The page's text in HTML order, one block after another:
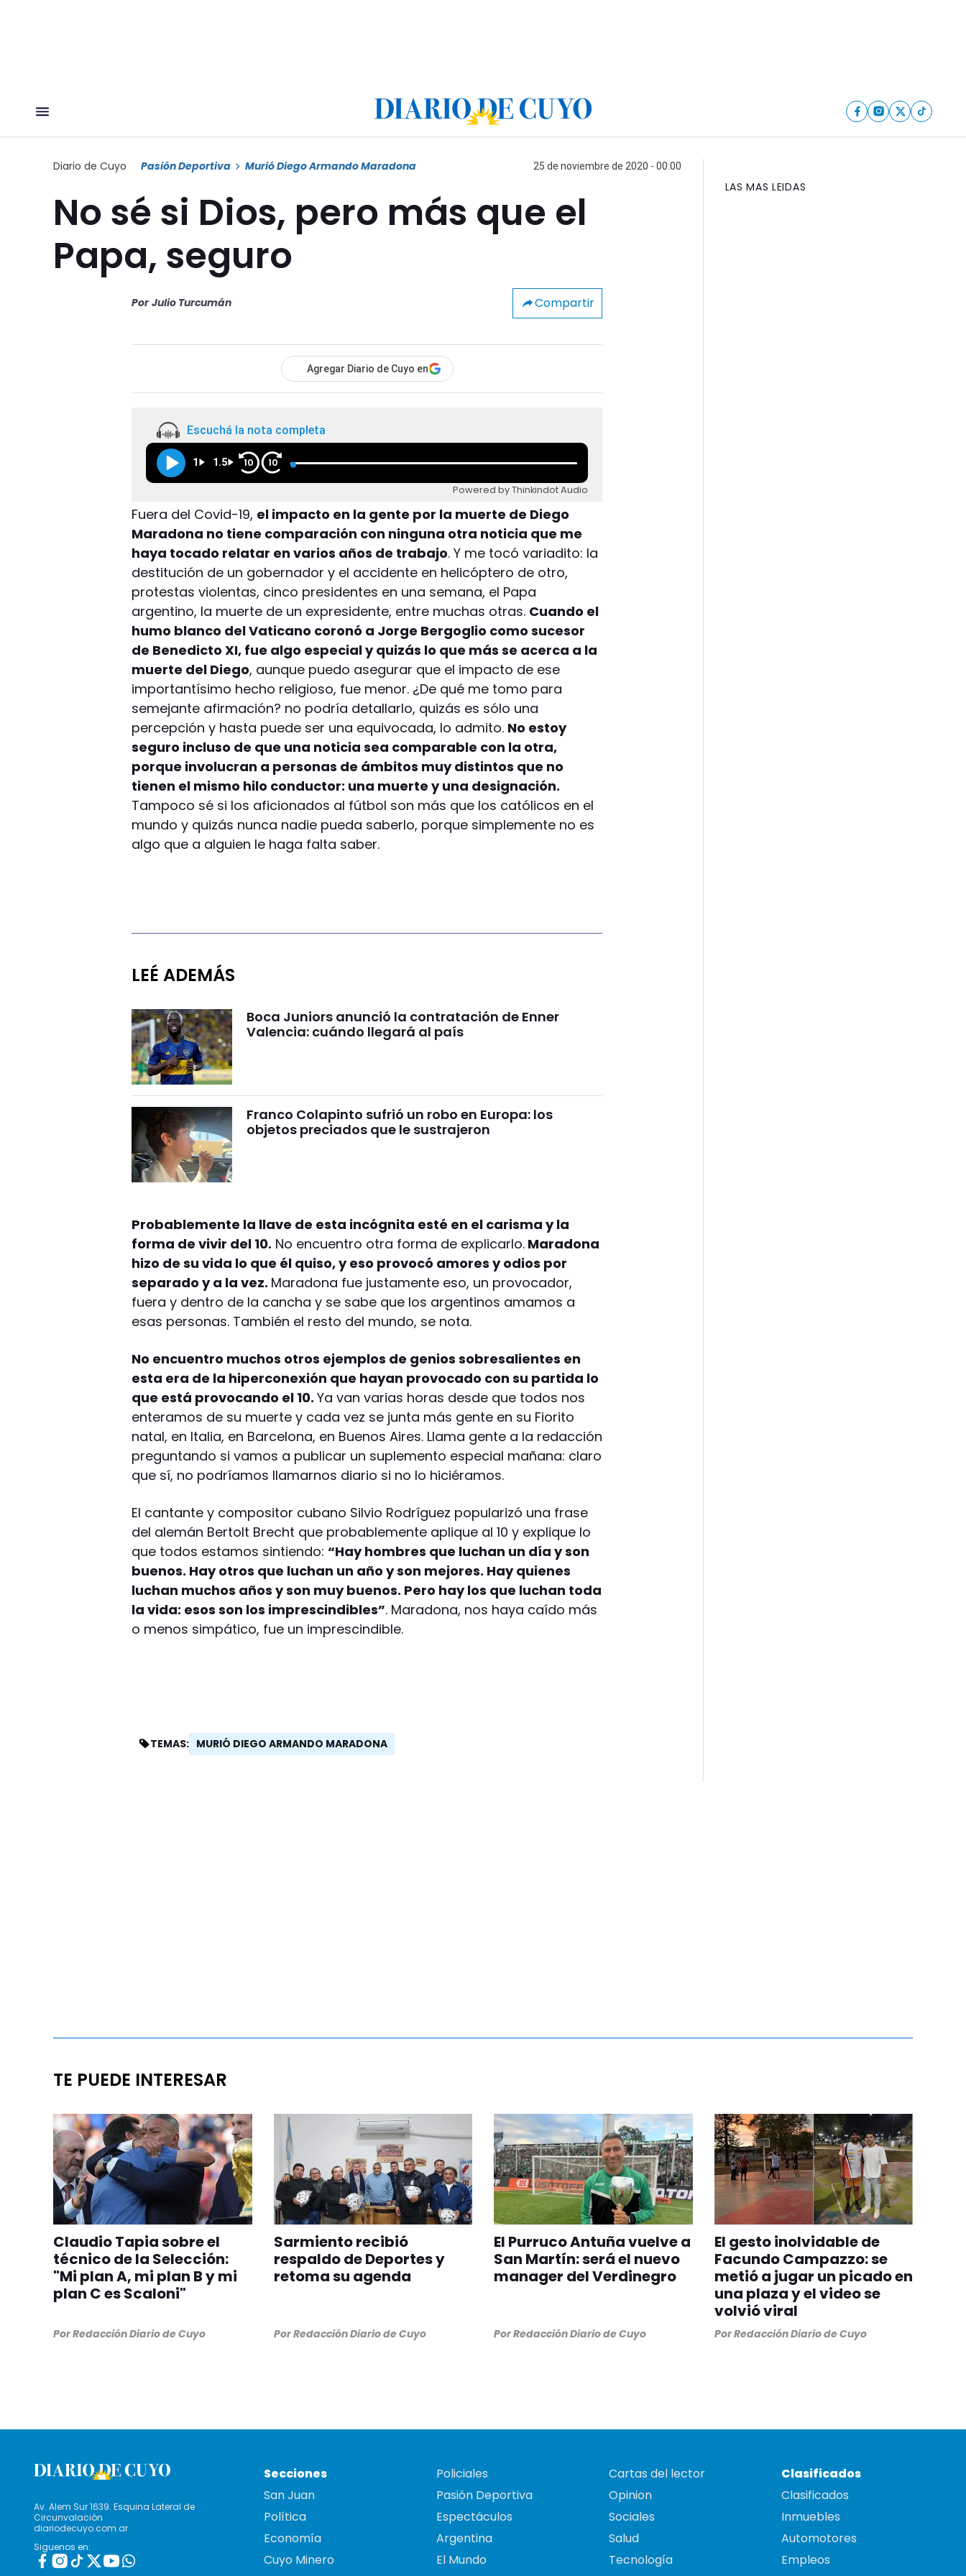
Diario de Cuyo Pasión Deportiva Murió Diego Armando Maradona 25 de noviembre de 2020 - 00:00
No sé si Dios, pero más que el
Papa, seguro
Por Julio Turcumán Compartir
Agregar Diario de Cuyo en
Escuchá la nota completa
1 1.5 10 10
Powered by Thinkindot Audio
Fuera del Covid-19, el impacto en la gente por la muerte de Diego
Maradona no tiene comparación con ninguna otra noticia que me
haya tocado relatar en varios años de trabajo. Y me tocó variadito: la
destitución de un gobernador y el accidente en helicóptero de otro,
protestas violentas, cinco presidentes en una semana, el Papa
argentino, la muerte de un expresidente, entre muchas otras. Cuando el
humo blanco del Vaticano coronó a Jorge Bergoglio como sucesor
de Benedicto XI, fue algo especial y quizás lo que más se acerca a la
muerte del Diego, aunque puedo asegurar que el impacto de ese
importantísimo hecho religioso, fue menor. ¿De qué me tomo para
semejante afirmación? no podría detallarlo, quizás es sólo una
percepción y hasta puede ser una equivocada, lo admito. No estoy
seguro incluso de que una noticia sea comparable con la otra,
porque involucran a personas de ámbitos muy distintos que no
tienen el mismo hilo conductor: una muerte y una designación.
Tampoco sé si los aficionados al fútbol son más que los católicos en el
mundo y quizás nunca nadie pueda saberlo, porque simplemente no es
algo que a alguien le haga falta saber.
LEÉ ADEMÁS
Boca Juniors anunció la contratación de Enner
Valencia: cuándo llegará al país
Franco Colapinto sufrió un robo en Europa: los
objetos preciados que le sustrajeron
Probablemente la llave de esta incógnita esté en el carisma y la
forma de vivir del 10. No encuentro otra forma de explicarlo. Maradona
hizo de su vida lo que él quiso, y eso provocó amores y odios por
separado y a la vez. Maradona fue justamente eso, un provocador,
fuera y dentro de la cancha y se sabe que los argentinos amamos a
esas personas. También el resto del mundo, se nota.
No encuentro muchos otros ejemplos de genios sobresalientes en
esta era de la hiperconexión que hayan provocado con su partida lo
que está provocando el 10.Ya van varias horas desde que todos nos
enteramos de su muerte y cada vez se junta más gente en su Fiorito
natal, en Italia, en Barcelona, en Buenos Aires. Llama gente a la redacción
preguntando si vamos a publicar un suplemento especial mañana: claro
que sí, no podríamos llamarnos diario si no lo hiciéramos.
El cantante y compositor cubano Silvio Rodríguez popularizó una frase
del alemán Bertolt Brecht que probablemente aplique al 10 y explique lo
que todos estamos sintiendo:“Hay hombres que luchan un día y son
buenos. Hay otros que luchan un año y son mejores. Hay quienes
luchan muchos años y son muy buenos. Pero hay los que luchan toda
la vida: esos son los imprescindibles”. Maradona, nos haya caído más
o menos simpático, fue un imprescindible.
TEMAS: MURIÓ DIEGO ARMANDO MARADONA
LAS MAS LEIDAS
TE PUEDE INTERESAR
Claudio Tapia sobre el
técnico de la Selección:
"Mi plan A, mi plan B y mi
plan C es Scaloni"
PorRedacción Diario de Cuyo
Sarmiento recibió
respaldo de Deportes y
retoma su agenda
PorRedacción Diario de Cuyo
El Purruco Antuña vuelve a
San Martín: será el nuevo
manager del Verdinegro
PorRedacción Diario de Cuyo
El gesto inolvidable de
Facundo Campazzo: se
metió a jugar un picado en
una plaza y el video se
volvió viral
PorRedacción Diario de Cuyo
Av. Alem Sur 1639. Esquina Lateral de
Circunvalación
diariodecuyo.com.ar
Siguenos en:
Secciones
San Juan
Política
Economía
Cuyo Minero
Policiales
Pasión Deportiva
Espectáculos
Argentina
El Mundo
Cartas del lector
Opinion
Sociales
Salud
Tecnología
Clasificados
Clasificados
Inmuebles
Automotores
Empleos